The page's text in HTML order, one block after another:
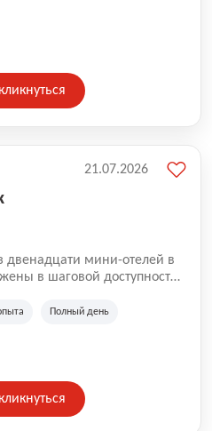
двенадцати мини-отелей в
в шаговой доступности
Ботанический сад,
Профсоюзная и
Полный день
21.07.2026